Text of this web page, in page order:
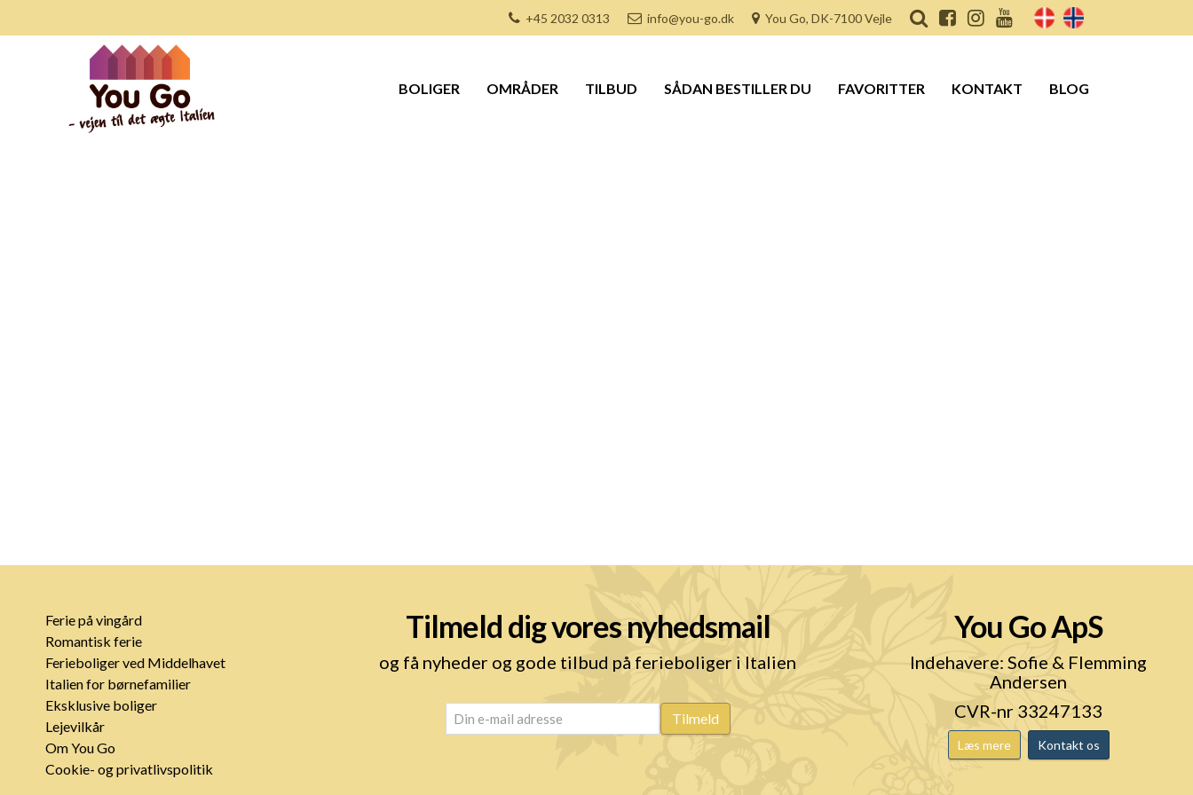
+45 2032 0313 info@you-go.dk You Go, DK-7100 Vejle
BOLIGER OMRÅDER TILBUD SÅDAN BESTILLER DU FAVORITTER KONTAKT BLOG
Ferie på vingård
Romantisk ferie
Ferieboliger ved Middelhavet
Italien for børnefamilier
Eksklusive boliger
Lejevilkår
Om You Go
Cookie- og privatlivspolitik
Tilmeld dig vores nyhedsmail
og få nyheder og gode tilbud på ferieboliger i Italien
email (Påkrævet) Tilmeld
You Go ApS
Indehavere: Sofie & Flemming
Andersen
CVR-nr 33247133
Læs mere Kontakt os